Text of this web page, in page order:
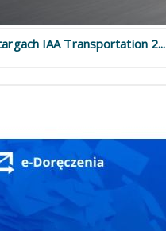
IAA Transportation 2...